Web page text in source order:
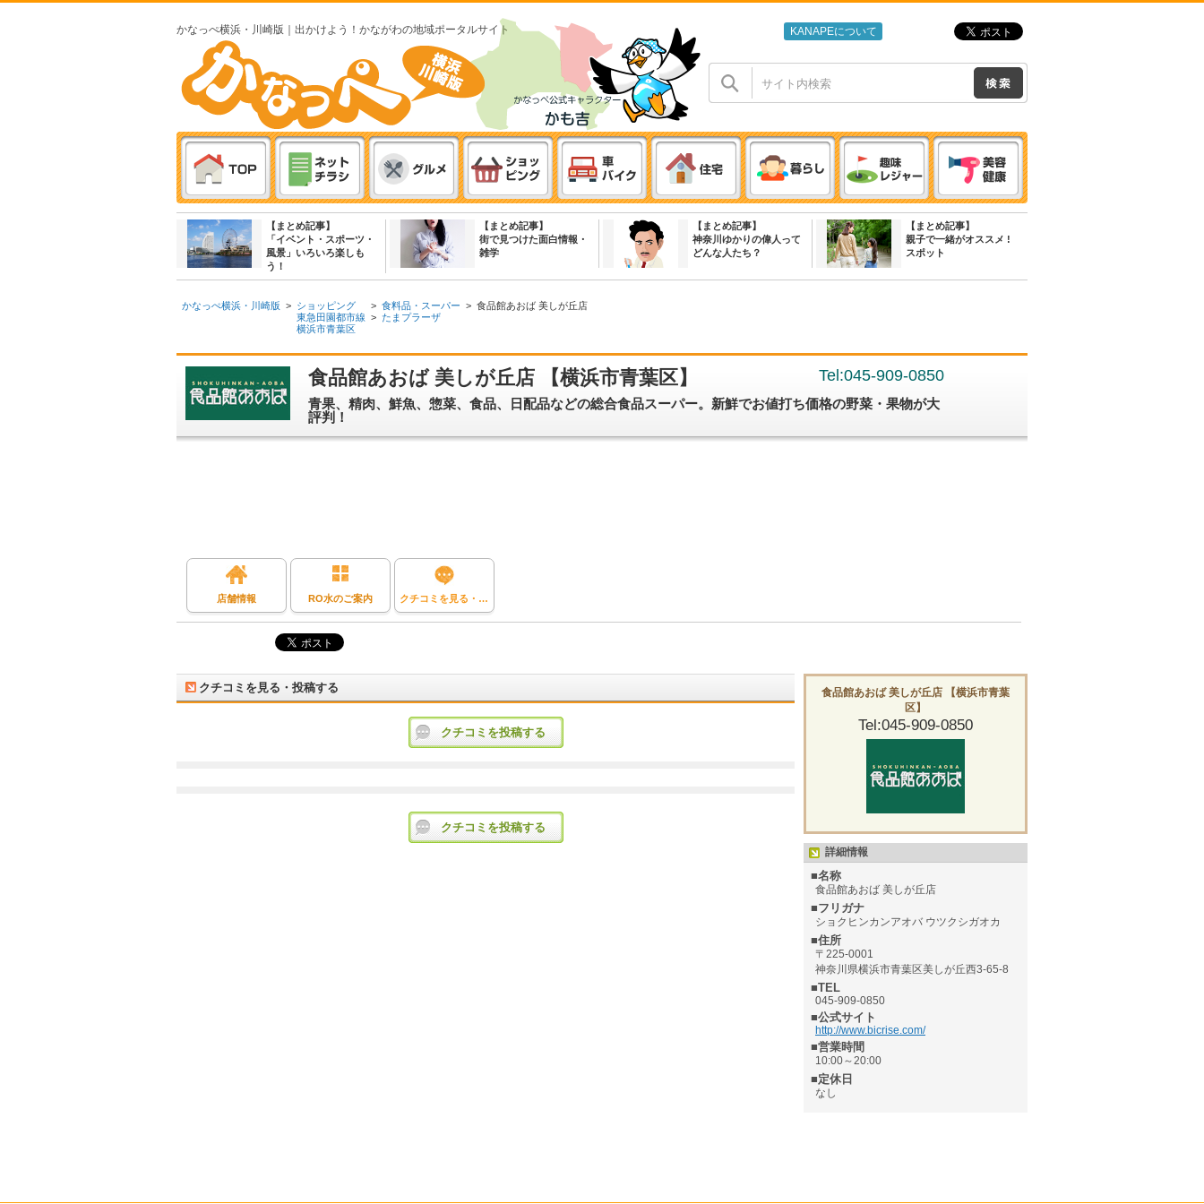
かなっぺ横浜・川崎版｜出かけよう！かながわの地域ポータルサイト KANAPEについて
【まとめ記事】
「イベント・スポーツ・
風景」いろいろ楽しも
う！
【まとめ記事】
街で見つけた面白情報・
雑学
【まとめ記事】
神奈川ゆかりの偉人って
どんな人たち？
【まとめ記事】
親子で一緒がオススメ !
スポット
かなっぺ横浜・川崎版 > ショッピング
東急田園都市線
横浜市青葉区
> 食料品・スーパー
> たまプラーザ
> 食品館あおば 美しが丘店
食品館あおば 美しが丘店 【横浜市青葉区】 Tel:045-909-0850
青果、精肉、鮮魚、惣菜、食品、日配品などの総合食品スーパー。新鮮でお値打ち価格の野菜・果物が大
評判！
店舗情報 RO水のご案内 クチコミを見る・投稿する
食品館あおば 美しが丘店 【横浜市青葉
区】
Tel:045-909-0850
詳細情報
■名称
食品館あおば 美しが丘店
■フリガナ
ショクヒンカンアオバ ウツクシガオカ
■住所
〒225-0001
神奈川県横浜市青葉区美しが丘西3-65-8
■TEL
045-909-0850
■公式サイト
http://www.bicrise.com/
■営業時間
10:00～20:00
■定休日
なし
クチコミを見る・投稿する
クチコミを投稿する
クチコミを投稿する